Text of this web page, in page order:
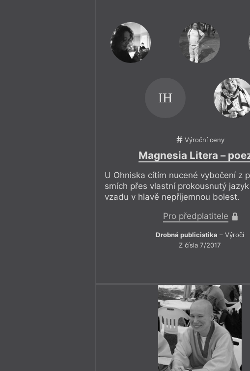
IH
Výroční ceny
Magnesia Litera –
U Ohniska cítím nucené vybočení z
smích přes vlastní prokousnutý
vzadu v hlavě nepříjemnou bolest.
Pro předplatitele
Drobná publicistika – Výročí
Z čísla 7/2017